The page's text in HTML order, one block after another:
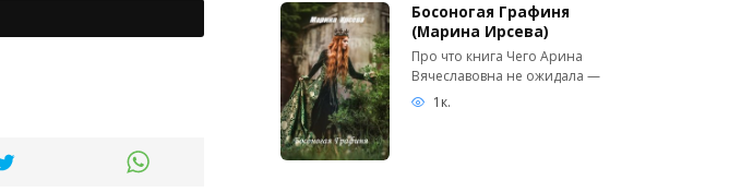
Босоногая Графиня
(Марина Ирсева)
Про что книга Чего Арина
Вячеславовна не ожидала —
1к.